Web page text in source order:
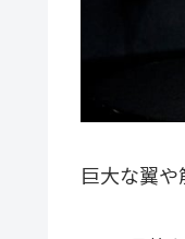
巨大な翼や